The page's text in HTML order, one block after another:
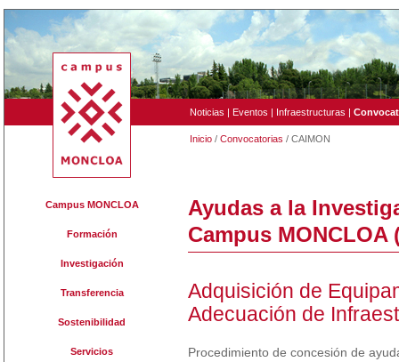
Noticias | Eventos | Infraestructuras |
Inicio / Convocatorias / CAIMON
Campus MONCLOA
Formación
Investigación
Transferencia
Sostenibilidad
Servicios
Ayudas a la
Campus MONCLOA
Adquisición de
Adecuación de
Procedimiento de concesión de